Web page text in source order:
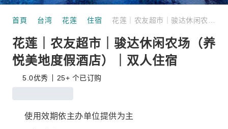
首頁 台湾 花莲 住宿
花莲｜农友超市｜骏达休闲农场（养
悦美地度假酒店）｜双人住宿
5.0优秀 25+ 个已订购
使用效期依主办单位提供为主